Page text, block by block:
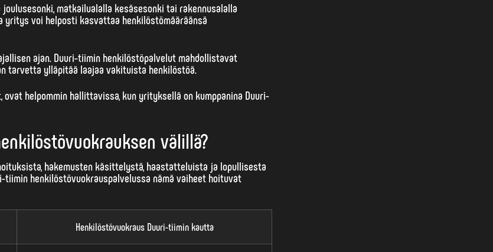
matkailualalla kesäsesonki tai rakennusalalla
voi helposti kasvattaa henkilöstömääräänsä
ajan. Duuri-tiimin henkilöstöpalvelut mahdollistavat
tarvetta ylläpitää laajaa vakituista henkilöstöä.
helpommin hallittavissa, kun yrityksellä on kumppanina Duuri-
välillä?
hakemusten käsittelystä, haastatteluista ja lopullisesta
tiimin henkilöstövuokrauspalvelussa nämä vaiheet hoituvat
Henkilöstövuokraus Duuri-tiimin kautta